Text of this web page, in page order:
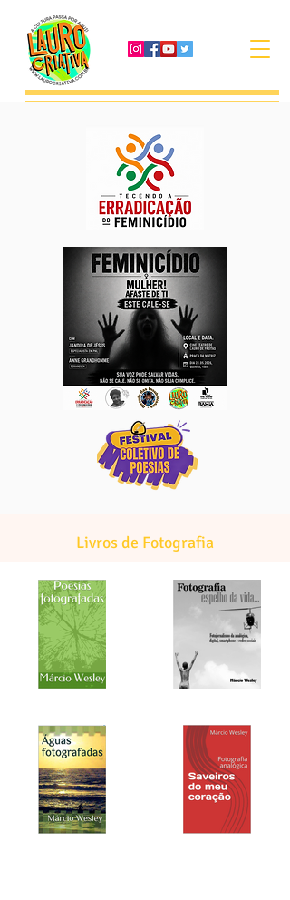
Livros de Fotografia